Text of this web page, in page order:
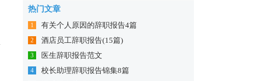
热门文章
1 有关个人原因的辞职报告4篇
2 酒店员工辞职报告(15篇)
3 医生辞职报告范文
4 校长助理辞职报告锦集8篇